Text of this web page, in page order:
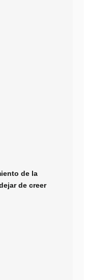
de la
de creer